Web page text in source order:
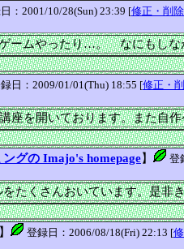
：2001/10/28(Sun) 23:39 [修正・削除
ムやったり…。 なにもしな
日：2009/01/01(Thu) 18:55 [修正・
座を開いております。また自
グの Imajo's homepage】 登
たくさんおいています。是非
】 登録日：2006/08/18(Fri) 22:13 [